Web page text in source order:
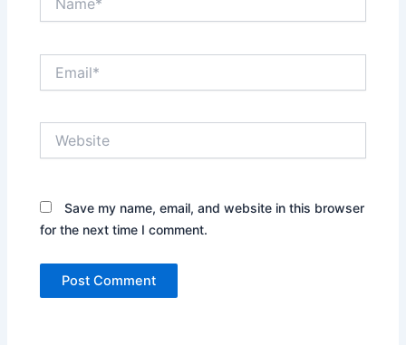
Save my name, email, and website in this browser
for the next time I comment.